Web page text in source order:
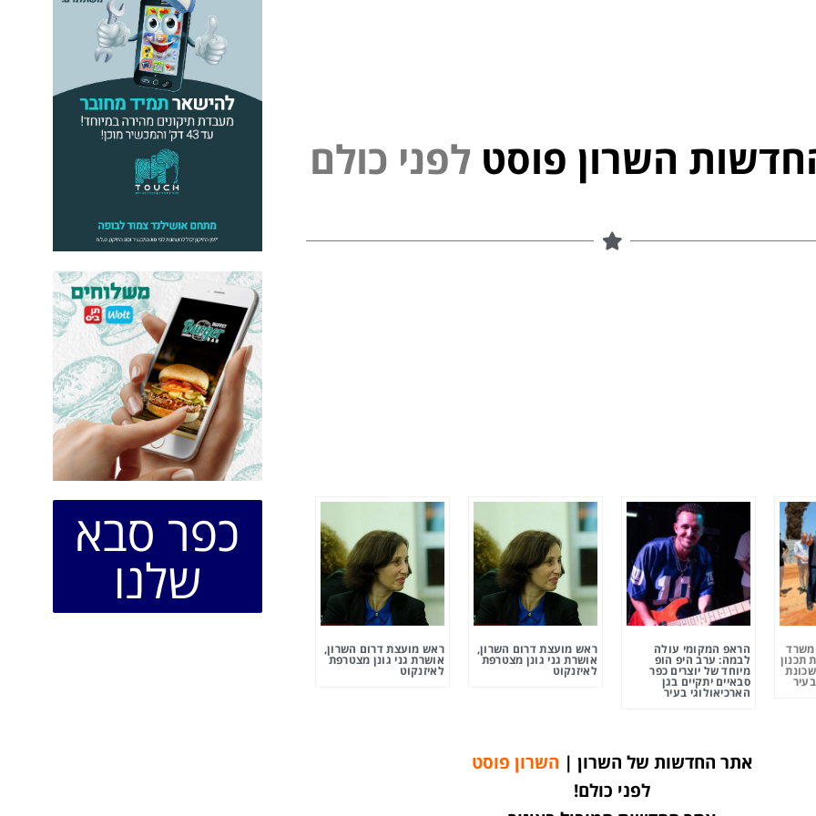
השרון פוסט לפני כולם
תכנון
הראפ המקומי עולה
לבמה: ערב היפ הופ
מיוחד של יוצרים כפר
סבאיים יתקיים בגן
הארכיאולוגי בעיר
ראש מועצת דרום השרון,
אושרת גני גונן מצטרפת
לאיזנקוט
ראש מועצת דרום השרון,
אושרת גני גונן מצטרפת
לאיזנקוט
כפר סבא
שלנו
אתר החדשות של השרון | השרון פוסט
לפני כולם!